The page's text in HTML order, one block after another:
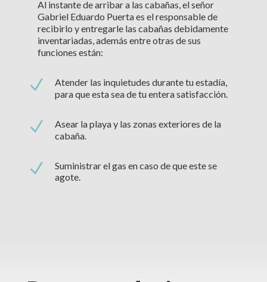
Al instante de arribar a las cabañas, el señor
Gabriel Eduardo Puerta es el responsable de
recibirlo y entregarle las cabañas debidamente
inventariadas, además entre otras de sus
funciones están:
N
Atender las inquietudes durante tu estadía,
para que esta sea de tu entera satisfacción.
N
Asear la playa y las zonas exteriores de la
cabaña.
N
Suministrar el gas en caso de que este se
agote.